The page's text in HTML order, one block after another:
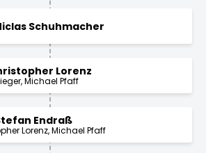
Schuhmacher
Lorenz
Michael Pfaff
Endraß
Lorenz Michael Pfaff